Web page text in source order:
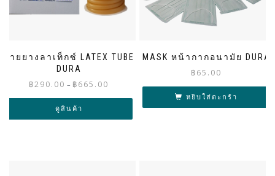
สายยางลาเท็กซ์ LATEX TUBE
DURA
฿290.00 – ฿665.00
through
ดูสินค้า
MASK หน้ากากอนามัย DURA
฿65.00
หยิบใส่ตะกร้า